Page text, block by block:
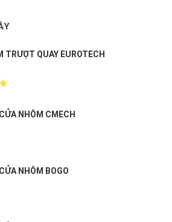
TRƯỢT QUAY EUROTECH
NHÔM CMECH
NHÔM BOGO